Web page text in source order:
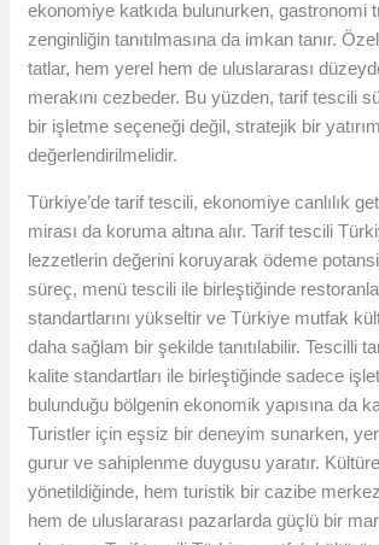
ekonomiye katkıda bulunurken, gastronomi
zenginliğin tanıtılmasına da imkan tanır.
tatlar, hem yerel hem de uluslararası
merakını cezbeder. Bu yüzden, tarif tescili
bir işletme seçeneği değil, stratejik bir
değerlendirilmelidir.
Türkiye’de tarif tescili, ekonomiye canlılık
mirası da koruma altına alır. Tarif tescili
lezzetlerin değerini koruyarak ödeme
süreç, menü tescili ile birleştiğinde
standartlarını yükseltir ve Türkiye mutfak
daha sağlam bir şekilde tanıtılabilir. Tescilli
kalite standartları ile birleştiğinde sadece
bulunduğu bölgenin ekonomik yapısına da
Turistler için eşsiz bir deneyim sunarken,
gurur ve sahiplenme duygusu yaratır.
yönetildiğinde, hem turistik bir cazibe
hem de uluslararası pazarlarda güçlü bir